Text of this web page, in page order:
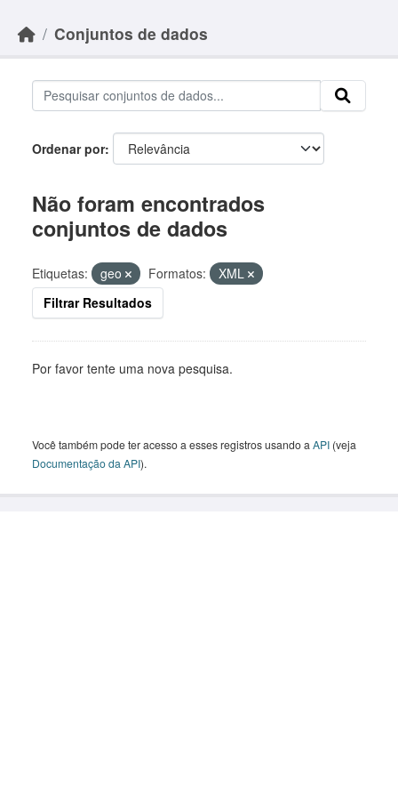
Conjuntos de dados
Ordenar por
Não foram encontrados
conjuntos de dados
Etiquetas: geo Formatos:
XML
Filtrar Resultados
Por favor tente uma nova pesquisa.
Você também pode ter acesso a esses registros usando a API (veja
Documentação da API).